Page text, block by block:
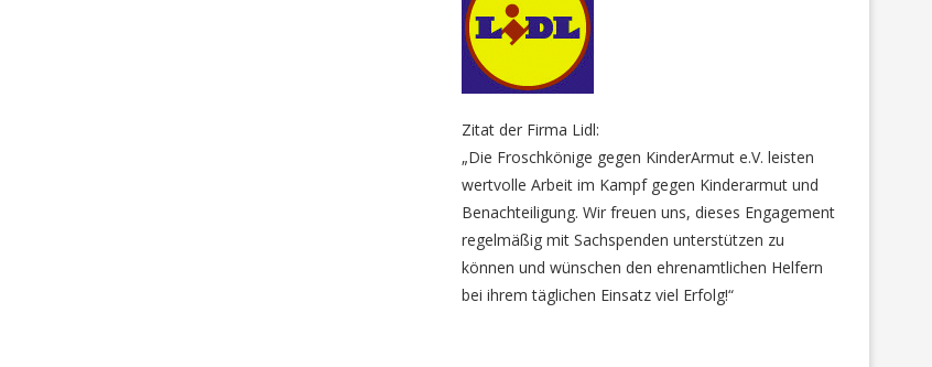
Zitat der Firma Lidl:
„Die Froschkönige gegen KinderArmut e.V. leisten
wertvolle Arbeit im Kampf gegen Kinderarmut und
Benachteiligung. Wir freuen uns, dieses Engagement
regelmäßig mit Sachspenden unterstützen zu
können und wünschen den ehrenamtlichen Helfern
bei ihrem täglichen Einsatz viel Erfolg!“